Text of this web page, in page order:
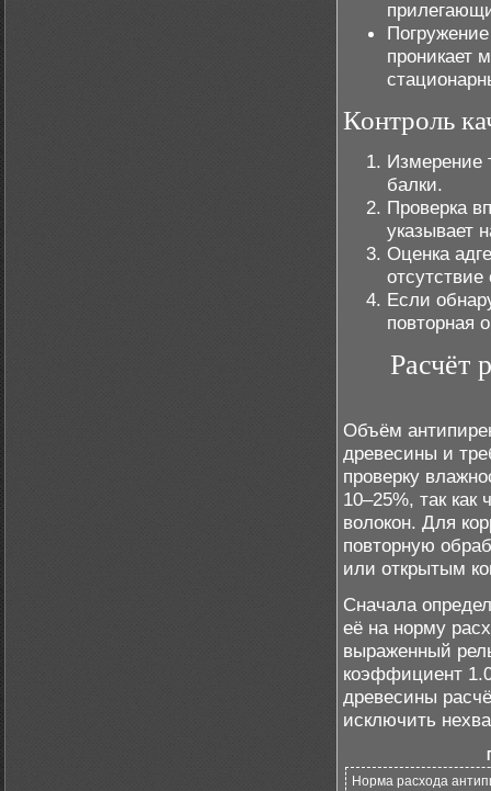
проникает
Контроль
Измерение
балки.
Проверка
указывает
Оценка
Если
повторная
Расчёт
Объём
древесины и
проверку
10–25%, так
волокон. Для
повторную
или открытым
Сначала
её на норму
выраженный
коэффициент
древесины
исключить
Норма расхода